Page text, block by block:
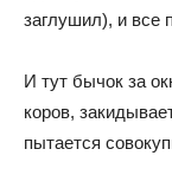
заглушил), и все
И тут бычок за
коров,
пытается